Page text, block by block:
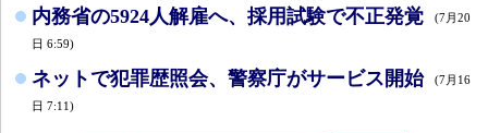
内務省の5924人解雇へ、採用試験で不正発覚
(7月20
日 6:59)
ネットで犯罪歴照会、警察庁がサービス開始
(7月16
日 7:11)